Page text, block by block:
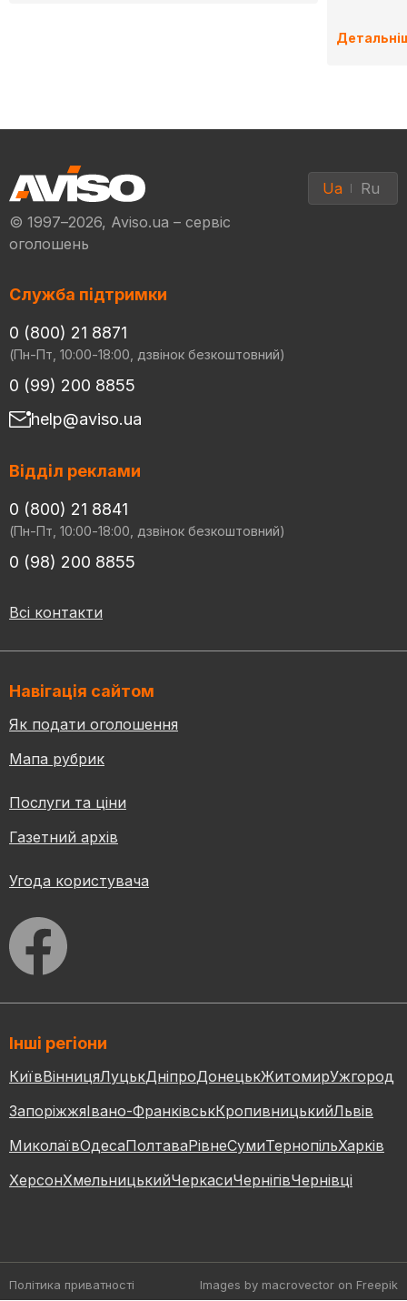
© 1997–2026, Aviso.ua – сервіс
оголошень
Ua Ru
Служба підтримки
0 (800) 21 8871
(Пн-Пт, 10:00-18:00, дзвінок безкоштовний)
0 (99) 200 8855
help@aviso.ua
Відділ реклами
0 (800) 21 8841
(Пн-Пт, 10:00-18:00, дзвінок безкоштовний)
0 (98) 200 8855
Всі контакти
Навігація сайтом
Як подати оголошення
Мапа рубрик
Послуги та ціни
Газетний архів
Угода користувача
Інші регіони
КиївВінницяЛуцькДніпроДонецькЖитомирУжгород
ЗапоріжжяІвано-ФранківськКропивницькийЛьвів
МиколаївОдесаПолтаваРівнеСумиТернопільХарків
ХерсонХмельницькийЧеркасиЧернігівЧернівці
Політика приватності Images by macrovector on Freepik